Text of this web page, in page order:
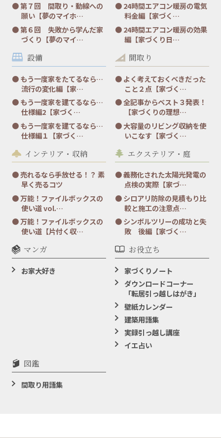
第７回 間取り・動線への
願い【夢のマイホ…
第６回 失敗から学んだ家
づくり【夢のマイ…
24時間エアコン暖房の電気
料金編【家づく…
24時間エアコン暖房の効果
編【家づくり日…
設備
もう一度家をたてるなら…
流行の変化編【家…
もう一度家を建てるなら…
仕様編2【家づく…
もう一度家を建てるなら…
仕様編１【家づく…
間取り
よく考えておくべきだった
こと２点【家づく…
全記事からベスト３発表！
【家づくりの理想…
大容量のリビング収納を使
いこなす【家づく…
インテリア・収納
売れるなら手放せる！？ 素
早く売るコツ
万能！ファイルボックスの
使い道 vol.…
万能！ファイルボックスの
使い道【片付く収…
エクステリア・庭
義務化された太陽光発電の
点検の実際【家づ…
シロアリ防除の見積もり比
較と施工の注意点…
シンボルツリーの成功と失
敗 後編【家づく…
マンガ
お家大好き
お役立ち
家づくりノート
ダウンロードコーナー
「転居引っ越しはがき」
壁紙カレンダー
建築用語集
実録引っ越し講座
イエ占い
図鑑
間取り用語集